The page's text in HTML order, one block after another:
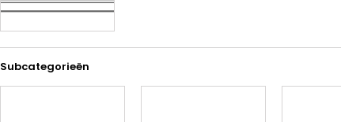
Subcategorieën